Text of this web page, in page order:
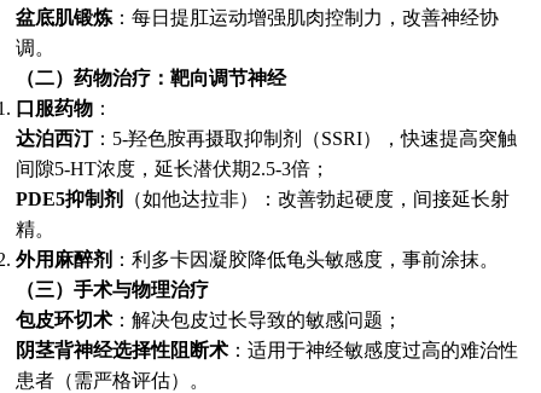
盆底肌锻炼 ：每日提肛运动增强肌肉控制力，改善神经协
调。
（二）药物治疗：靶向调节神经
口服药物 ：
达泊西汀：5-羟色胺再摄取抑制剂（SSRI），快速提高突触
间隙5-HT浓度，延长潜伏期2.5-3倍；
PDE5抑制剂
（如他达拉非）：改善勃起硬度，间接延长射
精。
外用麻醉剂 ：利多卡因凝胶降低龟头敏感度，事前涂抹。
（三）手术与物理治疗
包皮环切术 ：解决包皮过长导致的敏感问题；
阴茎背神经选择性阻断术 ：适用于神经敏感度过高的难治性
患者（需严格评估）。